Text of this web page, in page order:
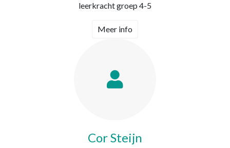
leerkracht groep 4-5
Meer info
Cor Steijn